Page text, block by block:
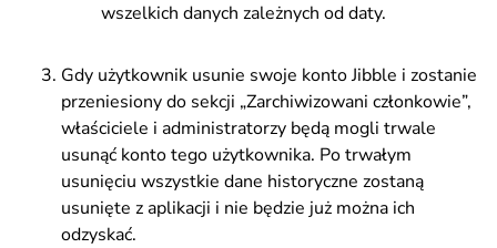
wszelkich danych zależnych od daty.
Gdy użytkownik usunie swoje konto Jibble i zostanie
przeniesiony do sekcji „Zarchiwizowani członkowie”,
właściciele i administratorzy będą mogli trwale
usunąć konto tego użytkownika. Po trwałym
usunięciu wszystkie dane historyczne zostaną
usunięte z aplikacji i nie będzie już można ich
odzyskać.